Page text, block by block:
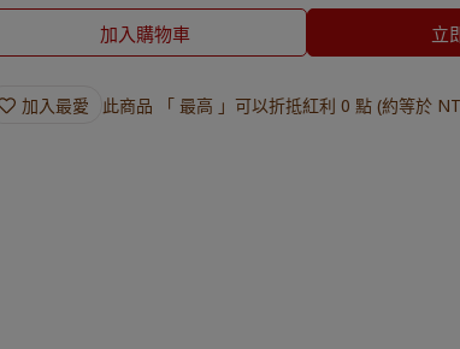
加入購物車 立
加入最愛 此商品 「 最高 」可以折抵紅利 0 點 (約等於